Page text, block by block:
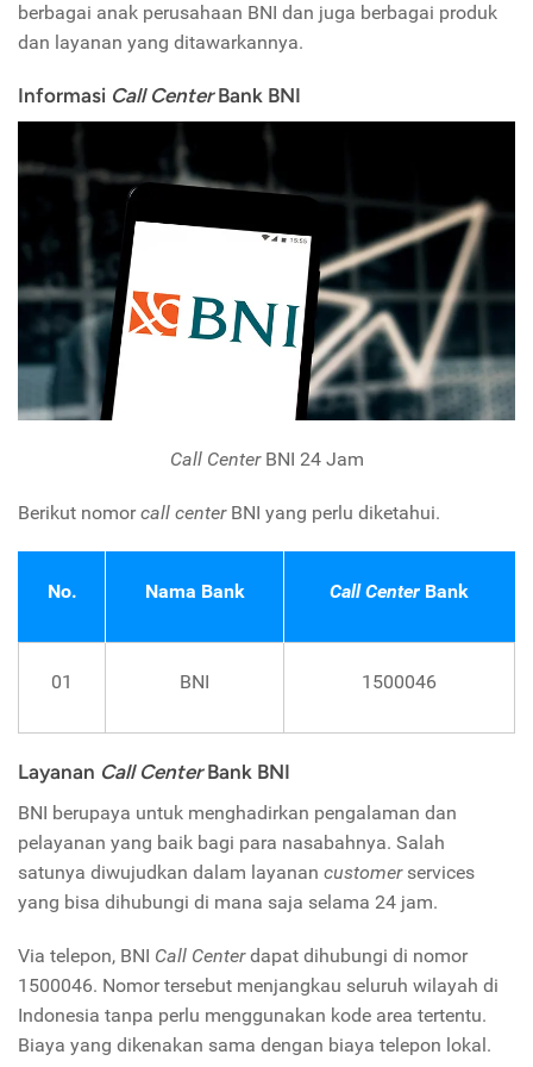
berbagai anak perusahaan BNI dan juga berbagai produk
dan layanan yang ditawarkannya.
Informasi Call CenterBank BNI
Call Center BNI 24 Jam
Berikut nomorcall centerBNI yang perlu diketahui.
No. Nama Bank Call Center Bank
01 BNI 1500046
Layanan Call CenterBank BNI
BNI berupaya untuk menghadirkan pengalaman dan
pelayanan yang baik bagi para nasabahnya. Salah
satunya diwujudkan dalam layanan customerservices
yang bisa dihubungi di mana saja selama 24 jam.
Via telepon, BNI Call Centerdapat dihubungi di nomor
1500046. Nomor tersebut menjangkau seluruh wilayah di
Indonesia tanpa perlu menggunakan kode area tertentu.
Biaya yang dikenakan sama dengan biaya telepon lokal.